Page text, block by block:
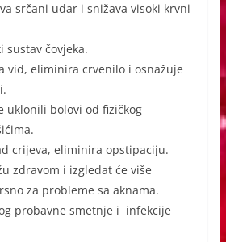
srčani udar i snižava visoki krvni
sustav čovjeka.
vid, eliminira crvenilo i osnažuje
uklonili bolovi od fizičkog
crijeva, eliminira opstipaciju.
zdravom i izgledat će više
za probleme sa aknama.
probavne smetnje i infekcije